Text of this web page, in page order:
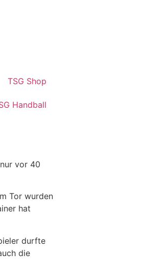
TSG Shop
Handball
vor 40
Tor wurden
hat
durfte
die